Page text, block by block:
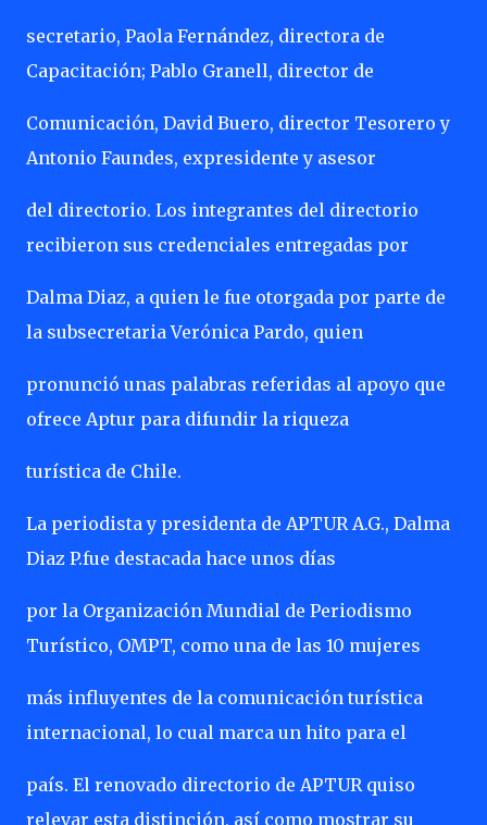
secretario, Paola Fernández, directora de
Capacitación; Pablo Granell, director de
Comunicación, David Buero, director Tesorero y
Antonio Faundes, expresidente y asesor
del directorio. Los integrantes del directorio
recibieron sus credenciales entregadas por
Dalma Diaz, a quien le fue otorgada por parte de
la subsecretaria Verónica Pardo, quien
pronunció unas palabras referidas al apoyo que
ofrece Aptur para difundir la riqueza
turística de Chile.
La periodista y presidenta de APTUR A.G., Dalma
Diaz P.fue destacada hace unos días
por la Organización Mundial de Periodismo
Turístico, OMPT, como una de las 10 mujeres
más influyentes de la comunicación turística
internacional, lo cual marca un hito para el
país. El renovado directorio de APTUR quiso
relevar esta distinción, así como mostrar su